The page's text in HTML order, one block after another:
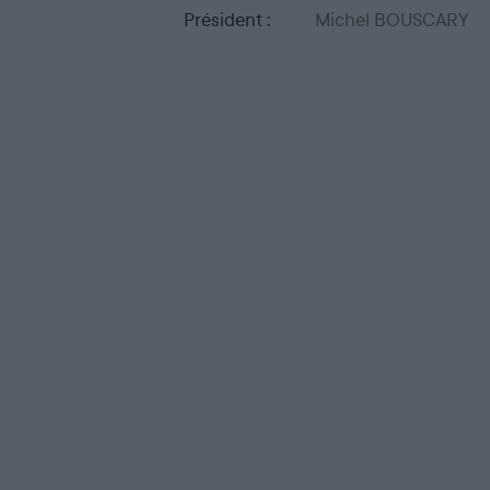
département de votre choix.
Président : Michel BOUSCARY